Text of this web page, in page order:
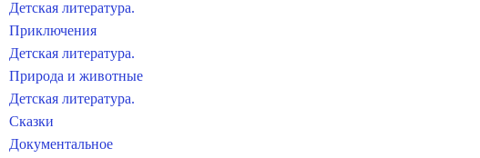
Детская литература.
Приключения
Детская литература.
Природа и животные
Детская литература.
Сказки
Документальное